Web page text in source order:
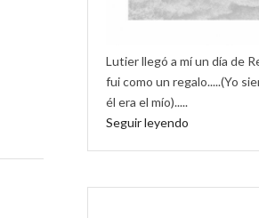
Lutier llegó a mí un día de
fui como un regalo.....(Yo
él era el mío).....
Seguir leyendo